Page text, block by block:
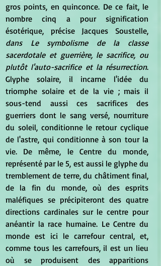
gros points, en quinconce. De ce fait, le
nombre cinq a pour signification
dans Le symbolisme de la classe
sacerdotale et guerrière, le sacrifice, ou
plutôt l'auto-sacrifice et la résurrection.
Glyphe solaire, il incarne l'idée du
triomphe solaire et de la vie ; mais il
sous-tend aussi ces sacrifices des
guerriers dont le sang versé, nourriture
du soleil, conditionne le retour cyclique
de l'astre, qui conditionne à son tour la
vie. De même, le Centre du monde,
représenté par le 5, est aussi le glyphe du
tremblement de terre, du châtiment final,
de la fin du monde, où des esprits
maléfiques se précipiteront des quatre
directions cardinales sur le centre pour
anéantir la race humaine. Le Centre du
monde est ici le carrefour central, et,
comme tous les carrefours, il est un lieu
où se produisent des apparitions